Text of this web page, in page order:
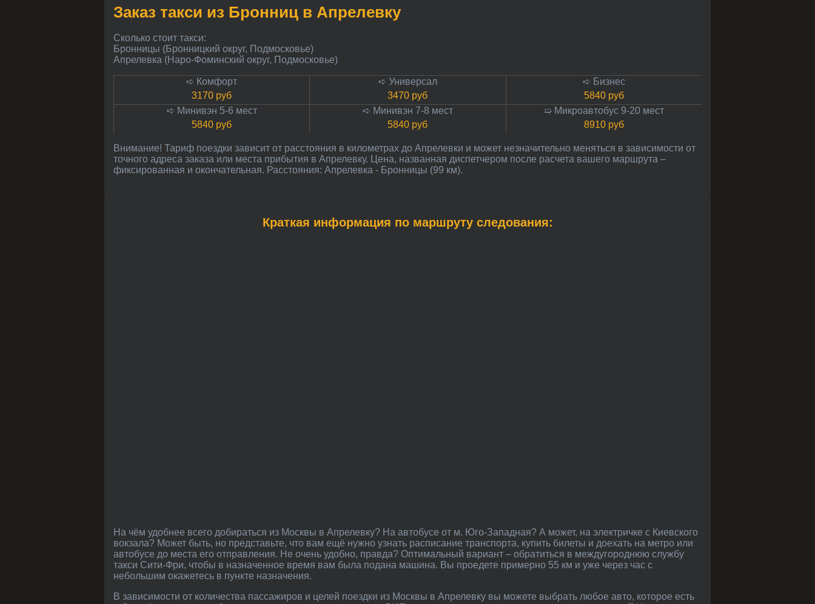
Заказ такси из Бронниц в Апрелевку
Сколько стоит такси:
Бронницы (Бронницкий округ, Подмосковье)
Апрелевка (Наро-Фоминский округ, Подмосковье)
➪ Комфорт
3170 руб
➪ Универсал
3470 руб
➪ Бизнес
5840 руб
➪ Минивэн 5-6 мест
5840 руб
➪ Минивэн 7-8 мест
5840 руб
➯ Микроавтобус 9-20 мест
8910 руб
Внимание! Тариф поездки зависит от расстояния в километрах до Апрелевки и может незначительно меняться в зависимости от
точного адреса заказа или места прибытия в Апрелевку. Цена, названная диспетчером после расчета вашего маршрута –
фиксированная и окончательная. Расстояния: Апрелевка - Бронницы (99 км).
Краткая информация по маршруту следования:
На чём удобнее всего добираться из Москвы в Апрелевку? На автобусе от м. Юго-Западная? А может, на электричке с Киевского
вокзала? Может быть, но представьте, что вам ещё нужно узнать расписание транспорта, купить билеты и доехать на метро или
автобусе до места его отправления. Не очень удобно, правда? Оптимальный вариант – обратиться в междугороднюю службу
такси Сити-Фри, чтобы в назначенное время вам была подана машина. Вы проедете примерно 55 км и уже через час с
небольшим окажетесь в пункте назначения.
В зависимости от количества пассажиров и целей поездки из Москвы в Апрелевку вы можете выбрать любое авто, которое есть